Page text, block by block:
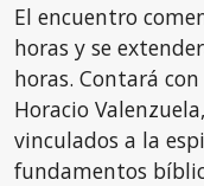
El encuentro
horas y se
horas. Contará
Horacio
vinculados a la
fundamentos